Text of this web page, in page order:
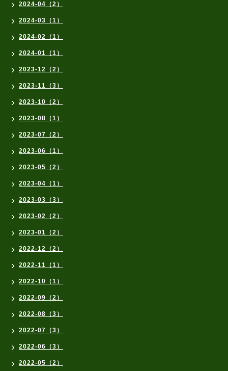
2024-04（2）
2024-03（1）
2024-02（1）
2024-01（1）
2023-12（2）
2023-11（3）
2023-10（2）
2023-08（1）
2023-07（2）
2023-06（1）
2023-05（2）
2023-04（1）
2023-03（3）
2023-02（2）
2023-01（2）
2022-12（2）
2022-11（1）
2022-10（1）
2022-09（2）
2022-08（3）
2022-07（3）
2022-06（3）
2022-05（2）